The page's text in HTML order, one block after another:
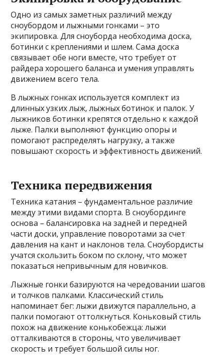
Одно из самых заметных различий между
сноубордом и лыжными гонками – это
экипировка. Для сноуборда необходима доска,
ботинки с креплениями и шлем. Сама доска
связывает обе ноги вместе, что требует от
райдера хорошего баланса и умения управлять
движением всего тела.
В лыжных гонках используется комплект из
длинных узких лыж, лыжных ботинок и палок. У
лыжников ботинки крепятся отдельно к каждой
лыже. Палки выполняют функцию опоры и
помогают распределять нагрузку, а также
повышают скорость и эффективность движений.
Техника передвижения
Техника катания – фундаментальное различие
между этими видами спорта. В сноубординге
основа – балансировка на задней и передней
части доски, управление поворотами за счет
давления на кант и наклонов тела. Сноубордисты
учатся скользить боком по склону, что может
показаться непривычным для новичков.
Лыжные гонки базируются на чередовании шагов
и толчков палками. Классический стиль
напоминает бег: лыжи движутся параллельно, а
палки помогают оттолкнуться. Коньковый стиль
похож на движение конькобежца: лыжи
отталкиваются в стороны, что увеличивает
скорость и требует большой силы ног.